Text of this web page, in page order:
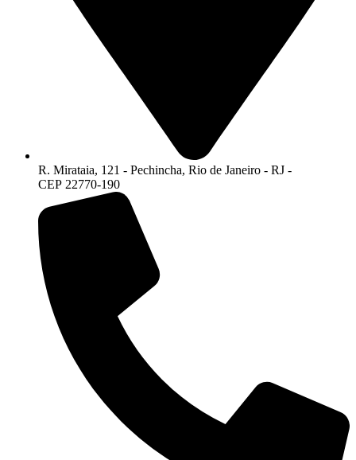
R. Mirataia, 121 - Pechincha, Rio de Janeiro - RJ -
CEP 22770-190